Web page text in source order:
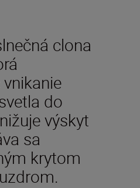
clona
do
výskyt
sa
krytom